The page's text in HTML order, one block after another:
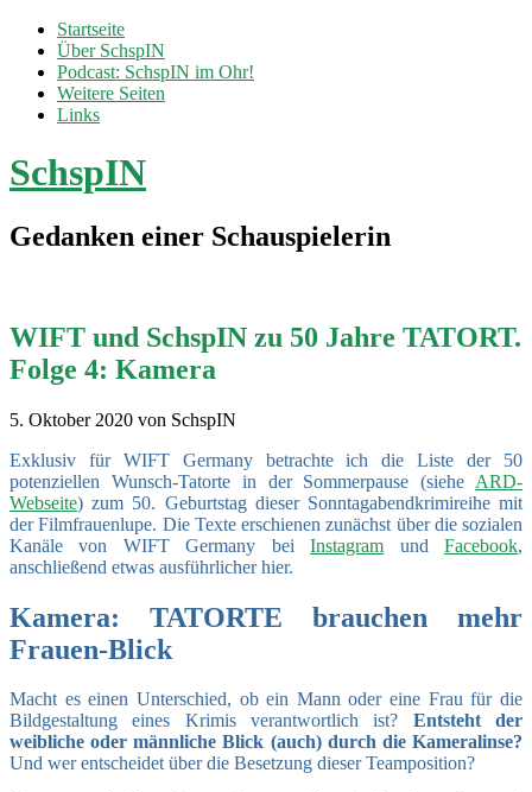
Startseite
Über SchspIN
Podcast: SchspIN im Ohr!
Weitere Seiten
Links
SchspIN
Gedanken einer Schauspielerin
WIFT und SchspIN zu 50 Jahre TATORT.
Folge 4: Kamera
5. Oktober 2020 von SchspIN
Exklusiv für WIFT Germany betrachte ich die Liste der 50
potenziellen Wunsch-Tatorte in der Sommerpause (siehe ARD-
Webseite) zum 50. Geburtstag dieser Sonntagabendkrimireihe mit
der Filmfrauenlupe. Die Texte erschienen zunächst über die sozialen
Kanäle von WIFT Germany beiInstagram undFacebook,
anschließend etwas ausführlicher hier.
Kamera: TATORTE brauchen mehr
Frauen-Blick
Macht es einen Unterschied, ob ein Mann oder eine Frau für die
Bildgestaltung eines Krimis verantwortlich ist? Entsteht der
weibliche oder männliche Blick (auch) durch die Kameralinse?
Und wer entscheidet über die Besetzung dieser Teamposition?